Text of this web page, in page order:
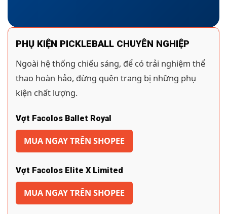
PHỤ KIỆN PICKLEBALL CHUYÊN NGHIỆP
Ngoài hệ thống chiếu sáng, để có trải nghiệm thể
thao hoàn hảo, đừng quên trang bị những phụ
kiện chất lượng.
Vợt Facolos Ballet Royal
MUA NGAY TRÊN SHOPEE
Vợt Facolos Elite X Limited
MUA NGAY TRÊN SHOPEE